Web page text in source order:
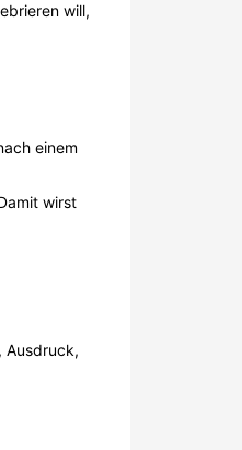
will,
einem
wirst
Ausdruck,